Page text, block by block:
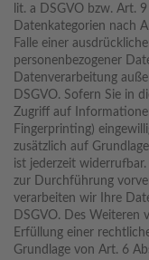
lit. a DSGVO bzw. Art.
Datenkategorien nach
Falle einer
personenbezogener
Datenverarbeitung
DSGVO. Sofern Sie in
Zugriff auf
Fingerprinting)
zusätzlich auf
ist jederzeit
zur Durchführung
verarbeiten wir Ihre
DSGVO. Des Weiteren
Erfüllung einer
Grundlage von Art. 6